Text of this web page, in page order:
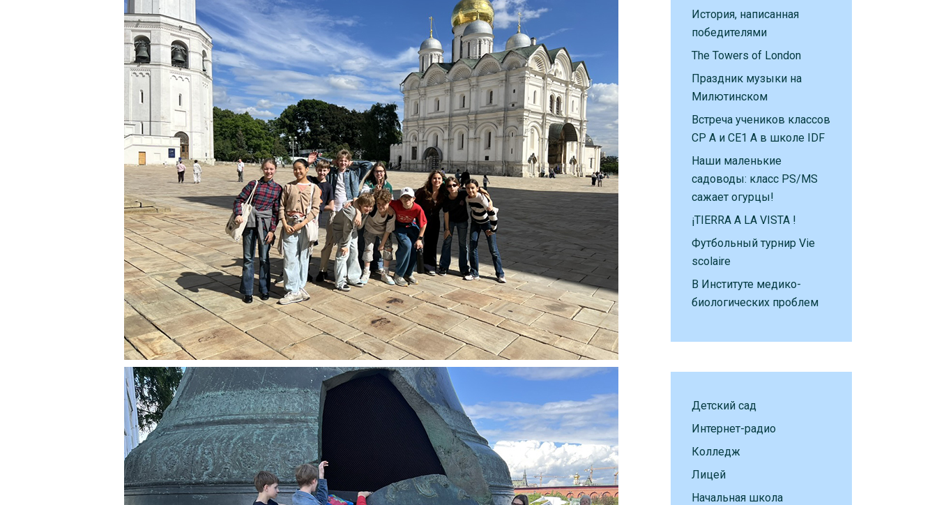
История, написанная
победителями
The Towers of London
Праздник музыки на
Милютинском
Встреча учеников классов
CP A и CE1 A в школе IDF
Наши маленькие
садоводы: класс PS/MS
сажает огурцы!
¡TIERRA A LA VISTA !
Футбольный турнир Vie
scolaire
В Институте медико-
биологических проблем
Детский сад
Интернет-радио
Колледж
Лицей
Начальная школа